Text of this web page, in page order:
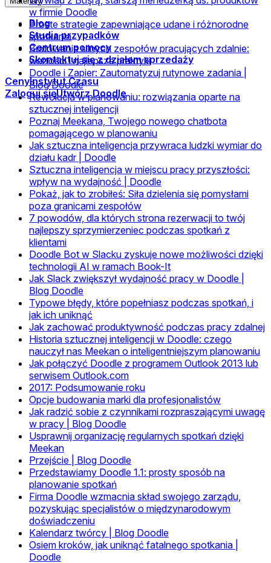
Blog
Studia przypadków
Centrum pomocy
Skontaktuj się z działem sprzedaży
CenyInstytut Czasu
Zaloguj sięUtwórz Doodle
w firmie Doodle
Proste strategie zapewniające udane i różnorodne
spotkania
Budowanie silnych zespołów pracujących zdalnie:
wartości i najlepsze praktyki
Doodle i Zapier: Zautomatyzuj rutynowe zadania |
Blog Doodle
Rewolucja w planowaniu: rozwiązania oparte na
sztucznej inteligencji
Poznaj Meekana, Twojego nowego chatbota
pomagającego w planowaniu
Jak sztuczna inteligencja przywraca ludzki wymiar do
działu kadr | Doodle
Sztuczna inteligencja w miejscu pracy przyszłości:
wpływ na wydajność | Doodle
Pokaż, jak to zrobiłeś: Siła dzielenia się pomysłami
poza granicami zespołów
7 powodów, dla których strona rezerwacji to twój
najlepszy sprzymierzeniec podczas spotkań z
klientami
Doodle Bot w Slacku zyskuje nowe możliwości dzięki
technologii AI w ramach Book-It
Jak Slack zwiększył wydajność pracy w Doodle |
Blog Doodle
Typowe błędy, które popełniasz podczas spotkań, i
jak ich uniknąć
Jak zachować produktywność podczas pracy zdalnej
Historia sztucznej inteligencji w Doodle: czego
nauczył nas Meekan o inteligentniejszym planowaniu
Jak połączyć Doodle z programem Outlook 2013 lub
serwisem Outlook.com
2017: Podsumowanie roku
Opcje budowania marki dla profesjonalistów
Jak radzić sobie z czynnikami rozpraszającymi uwagę
w pracy | Blog Doodle
Usprawnij organizację regularnych spotkań dzięki
Meekan
Przejście | Blog Doodle
Przedstawiamy Doodle 1.1: prosty sposób na
planowanie spotkań
Firma Doodle wzmacnia skład swojego zarządu,
pozyskując specjalistów o międzynarodowym
doświadczeniu
Kalendarz twórcy | Blog Doodle
Osiem kroków, jak uniknąć fatalnego spotkania |
Doodle